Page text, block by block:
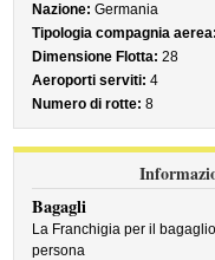
Nazione: Germania
Tipologia compagnia aerea:
Dimensione Flotta: 28
Aeroporti serviti: 4
Numero di rotte: 8
Bagagli
La Franchigia per il
persona